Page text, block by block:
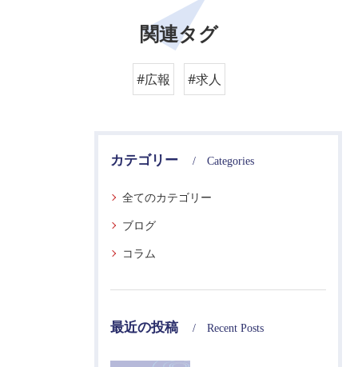
関連タグ
#広報 #求人
カテゴリー Categories
全てのカテゴリー
ブログ
コラム
最近の投稿 Recent Posts